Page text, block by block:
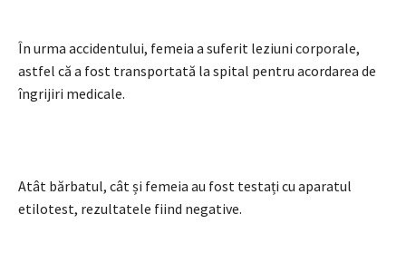
În urma accidentului, femeia a suferit leziuni corporale,
astfel că a fost transportată la spital pentru acordarea de
îngrijiri medicale.
Atât bărbatul, cât și femeia au fost testați cu aparatul
etilotest, rezultatele fiind negative.